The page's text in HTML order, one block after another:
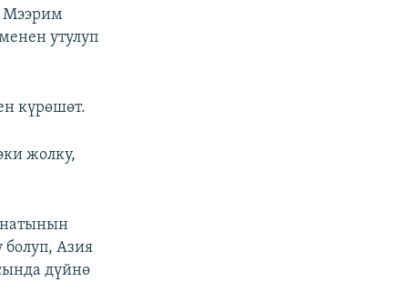
Мээрим
утулуп
күрөшөт.
жолку,
Азия
дүйнө